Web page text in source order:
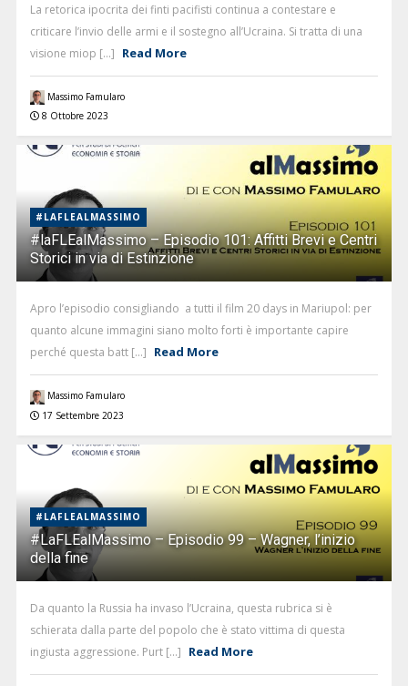
La retorica ipocrita dei finti pacifisti continua a contestare e
criticare l’invio delle armi e il sostegno all’Ucraina. Si tratta di una
visione miop [...] Read More
Massimo Famularo
8 Ottobre 2023
#LAFLEALMASSIMO
#laFLEalMassimo – Episodio 101: Affitti Brevi e Centri
Storici in via di Estinzione
Apro l’episodio consigliando a tutti il film 20 days in Mariupol: per
quanto alcune immagini siano molto forti è importante capire
perché questa batt [...] Read More
Massimo Famularo
17 Settembre 2023
#LAFLEALMASSIMO
#LaFLEalMassimo – Episodio 99 – Wagner, l’inizio
della fine
Da quanto la Russia ha invaso l’Ucraina, questa rubrica si è
schierata dalla parte del popolo che è stato vittima di questa
ingiusta aggressione. Purt [...] Read More